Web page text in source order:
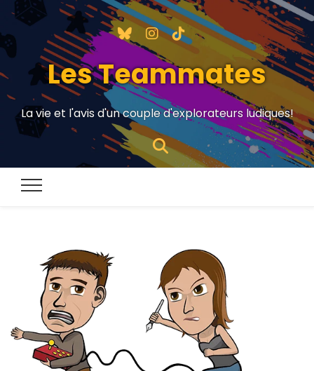
Les Teammates
La vie et l'avis d'un couple d'explorateurs ludiques!